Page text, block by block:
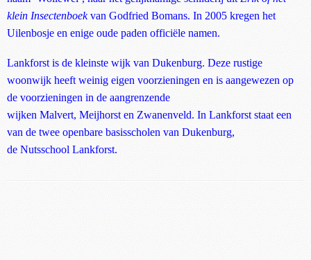
klein Insectenboekvan Godfried Bomans. In 2005 kregen het
Uilenbosje en enige oude paden officiële namen.
Lankforst is de kleinste wijk van Dukenburg. Deze rustige
woonwijk heeft weinig eigen voorzieningen en is aangewezen op
de voorzieningen in de aangrenzende
wijken Malvert, Meijhorst en Zwanenveld. In Lankforst staat een
van de twee openbare basisscholen van Dukenburg,
de Nutsschool Lankforst.